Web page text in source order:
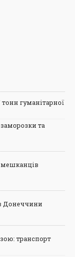
гуманітарної
та
мешканців
Донеччини
транспорт